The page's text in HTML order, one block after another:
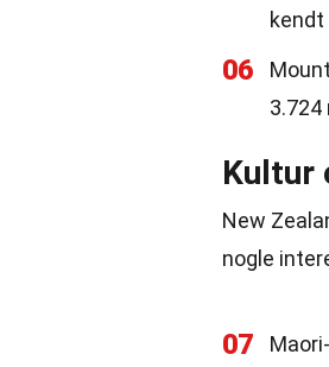
06
3.724
Kultur
New
nogle
07